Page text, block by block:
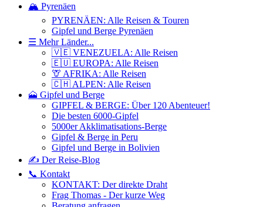
🏔️ Pyrenäen
PYRENÄEN: Alle Reisen & Touren
Gipfel und Berge Pyrenäen
☰ Mehr Länder...
🇻🇪 VENEZUELA: Alle Reisen
🇪🇺 EUROPA: Alle Reisen
🦒 AFRIKA: Alle Reisen
🇨🇭 ALPEN: Alle Reisen
🗻 Gipfel und Berge
GIPFEL & BERGE: Über 120 Abenteuer!
Die besten 6000-Gipfel
5000er Akklimatisations-Berge
Gipfel & Berge in Peru
Gipfel und Berge in Bolivien
✍️ Der Reise-Blog
📞 Kontakt
KONTAKT: Der direkte Draht
Frag Thomas - Der kurze Weg